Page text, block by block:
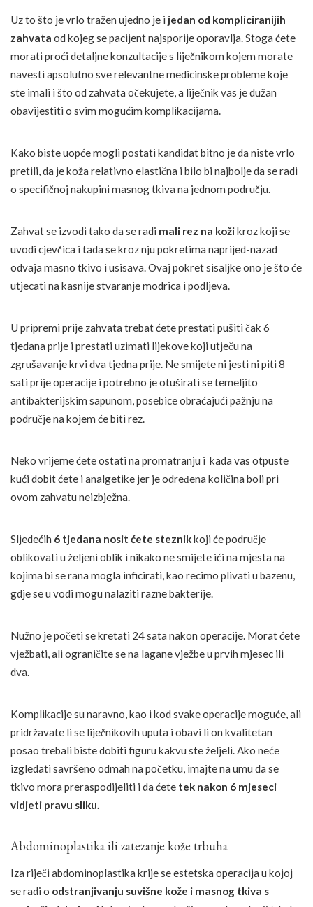
Uz to što je vrlo tražen ujedno je i jedan od kompliciranijih
zahvata od kojeg se pacijent najsporije oporavlja. Stoga ćete
morati proći detaljne konzultacije s liječnikom kojem morate
navesti apsolutno sve relevantne medicinske probleme koje
ste imali i što od zahvata očekujete, a liječnik vas je dužan
obavijestiti o svim mogućim komplikacijama.
Kako biste uopće mogli postati kandidat bitno je da niste vrlo
pretili, da je koža relativno elastična i bilo bi najbolje da se radi
o specifičnoj nakupini masnog tkiva na jednom području.
Zahvat se izvodi tako da se radi mali rez na kožikroz koji se
uvodi cjevčica i tada se kroz nju pokretima naprijed-nazad
odvaja masno tkivo i usisava. Ovaj pokret sisaljke ono je što će
utjecati na kasnije stvaranje modrica i podljeva.
U pripremi prije zahvata trebat ćete prestati pušiti čak 6
tjedana prije i prestati uzimati lijekove koji utječu na
zgrušavanje krvi dva tjedna prije. Ne smijete ni jesti ni piti 8
sati prije operacije i potrebno je otuširati se temeljito
antibakterijskim sapunom, posebice obraćajući pažnju na
područje na kojem će biti rez.
Neko vrijeme ćete ostati na promatranju i kada vas otpuste
kući dobit ćete i analgetike jer je određena količina boli pri
ovom zahvatu neizbježna.
Sljedećih 6 tjedana nosit ćete steznikkoji će područje
oblikovati u željeni oblik i nikako ne smijete ići na mjesta na
kojima bi se rana mogla inficirati, kao recimo plivati u bazenu,
gdje se u vodi mogu nalaziti razne bakterije.
Nužno je početi se kretati 24 sata nakon operacije. Morat ćete
vježbati, ali ograničite se na lagane vježbe u prvih mjesec ili
dva.
Komplikacije su naravno, kao i kod svake operacije moguće, ali
pridržavate li se liječnikovih uputa i obavi li on kvalitetan
posao trebali biste dobiti figuru kakvu ste željeli. Ako neće
izgledati savršeno odmah na početku, imajte na umu da se
tkivo mora preraspodijeliti i da ćete tek nakon 6 mjeseci
vidjeti pravu sliku.
Abdominoplastika ili zatezanje kože trbuha
Iza riječi abdominoplastika krije se estetska operacija u kojoj
se radi o odstranjivanju suvišne kože i masnog tkiva s